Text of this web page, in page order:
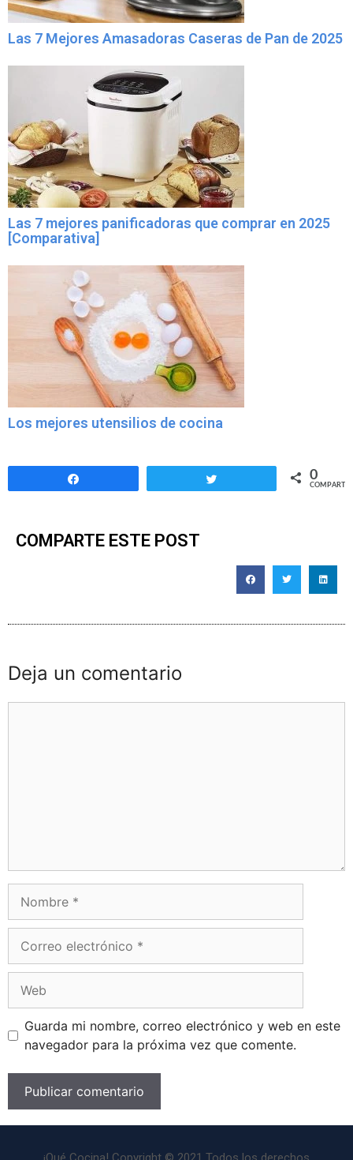
Las 7 Mejores Amasadoras Caseras de Pan de 2025
Las 7 mejores panificadoras que comprar en 2025
[Comparativa]
Los mejores utensilios de cocina
0
COMPARTIR
COMPARTE ESTE POST
Deja un comentario
Guarda mi nombre, correo electrónico y web en este
navegador para la próxima vez que comente.